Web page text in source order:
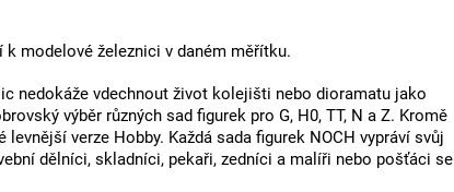
modelové železnici v daném měřítku.
nedokáže vdechnout život kolejišti nebo dioramatu jako
výběr různých sad figurek pro G, H0, TT, N a Z. Kromě
verze Hobby. Každá sada figurek NOCH vypráví svůj
dělníci, skladníci, pekaři, zedníci a malíři nebo pošťáci se